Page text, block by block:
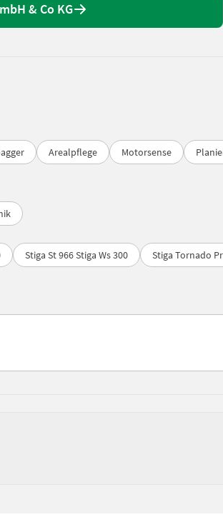
& Co KG
Arealpflege Motorsense
Stiga St 966 Stiga Ws 300 Stiga Tornado